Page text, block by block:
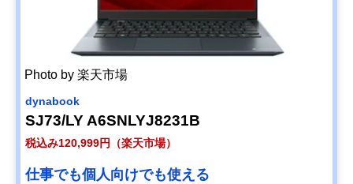
Photo by 楽天市場
dynabook
SJ73/LY A6SNLYJ8231B
税込み120,999円（楽天市場）
仕事でも個人向けでも使える